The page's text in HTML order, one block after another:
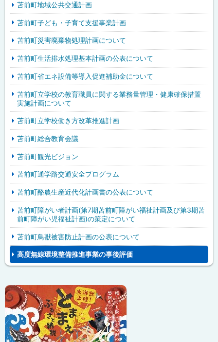
苫前町地域公共交通計画
苫前町子ども・子育て支援事業計画
苫前町災害廃棄物処理計画について
苫前町生活排水処理基本計画の公表について
苫前町省エネ設備等導入促進補助金について
苫前町立学校の教育職員に関する業務量管理・健康確保措置
実施計画について
苫前町立学校働き方改革推進計画
苫前町総合教育会議
苫前町観光ビジョン
苫前町通学路交通安全プログラム
苫前町酪農生産近代化計画書の公表について
苫前町障がい者計画(第7期苫前町障がい福祉計画及び第3期苫
前町障がい児福祉計画)の策定について
苫前町鳥獣被害防止計画の公表について
高度無線環境整備推進事業の事後評価
サ
イ
ド
・
ッ
ク
ア